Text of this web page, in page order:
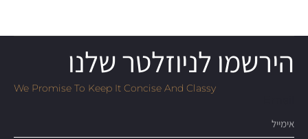
הירשמו לניוזלטר שלנו
We Promise To Keep It Concise And Classy